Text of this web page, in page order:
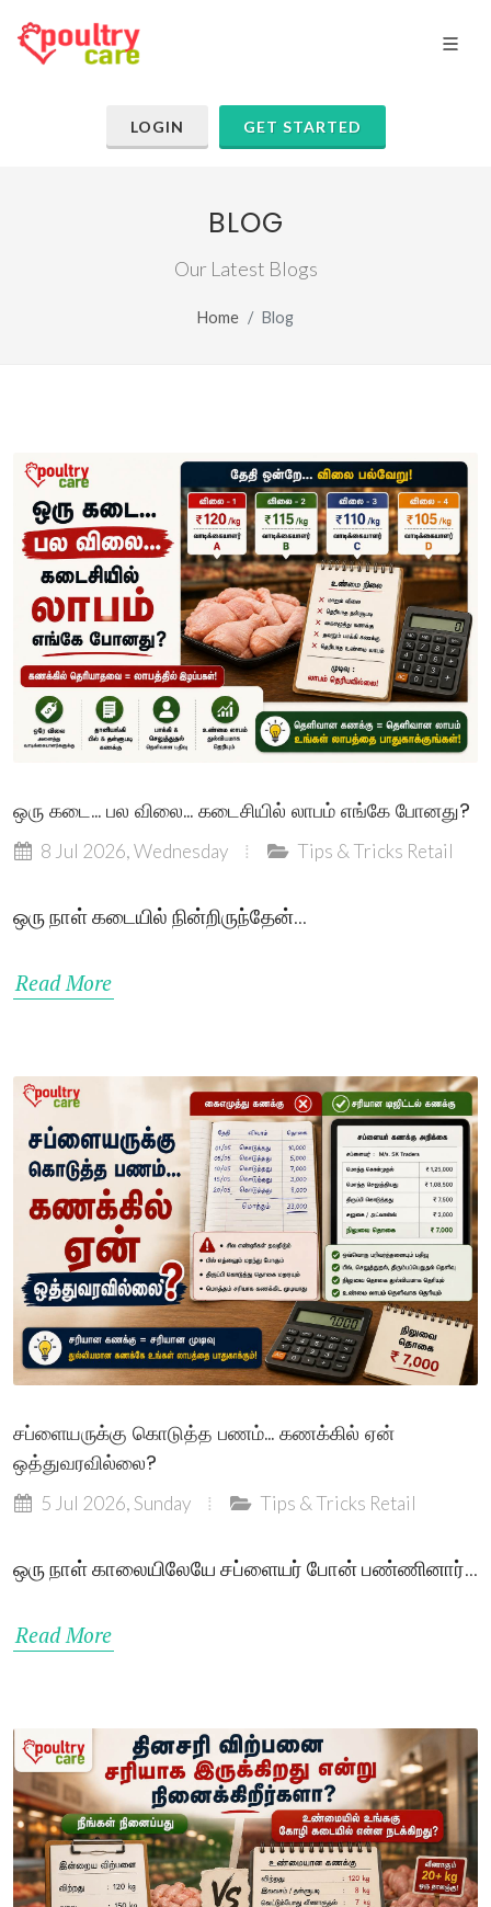
LOGIN GET STARTED
BLOG
Our Latest Blogs
Home Blog
ஒரு கடை... பல விலை... கடைசியில் லாபம் எங்கே போனது?
8 Jul 2026, Wednesday Tips & Tricks Retail
ஒரு நாள் கடையில் நின்றிருந்தேன்...
Read More
சப்ளையருக்கு கொடுத்த பணம்... கணக்கில் ஏன்
ஒத்துவரவில்லை?
5 Jul 2026, Sunday Tips & Tricks Retail
ஒரு நாள் காலையிலேயே சப்ளையர் போன் பண்ணினார்...
Read More